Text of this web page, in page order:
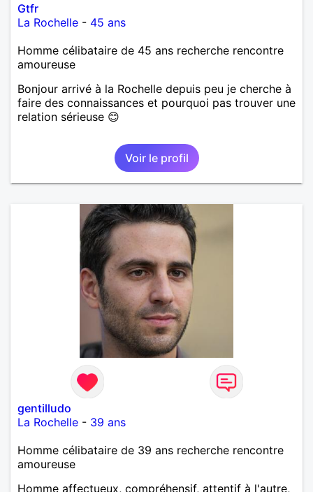
Gtfr
La Rochelle - 45 ans
Homme célibataire de 45 ans recherche rencontre
amoureuse
Bonjour arrivé à la Rochelle depuis peu je cherche à
faire des connaissances et pourquoi pas trouver une
relation sérieuse 😊
Voir le profil
gentilludo
La Rochelle - 39 ans
Homme célibataire de 39 ans recherche rencontre
amoureuse
Homme affectueux, compréhensif, attentif à l'autre,